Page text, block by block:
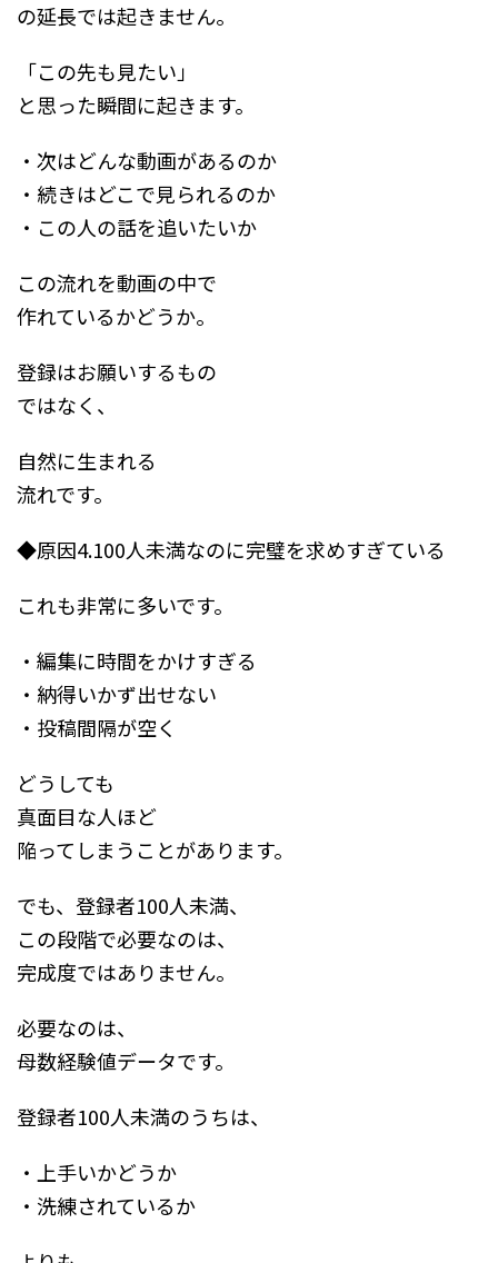
の延長では起きません。
「この先も見たい」
と思った瞬間に起きます。
・次はどんな動画があるのか
・続きはどこで見られるのか
・この人の話を追いたいか
この流れを動画の中で
作れているかどうか。
登録はお願いするもの
ではなく、
自然に生まれる
流れです。
◆原因4.100人未満なのに完璧を求めすぎている
これも非常に多いです。
・編集に時間をかけすぎる
・納得いかず出せない
・投稿間隔が空く
どうしても
真面目な人ほど
陥ってしまうことがあります。
でも、登録者100人未満、
この段階で必要なのは、
完成度ではありません。
必要なのは、
母数経験値データです。
登録者100人未満のうちは、
・上手いかどうか
・洗練されているか